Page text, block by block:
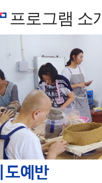
프로그램 소
|도예반